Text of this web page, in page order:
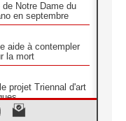
Notre Dame du
en septembre
aide à contempler
la mort
projet Triennal d'art